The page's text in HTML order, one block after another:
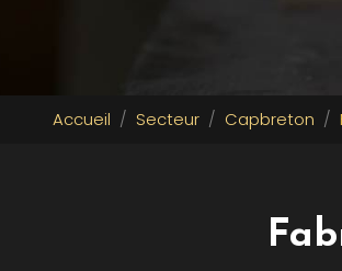
Accueil Secteur Capbreton